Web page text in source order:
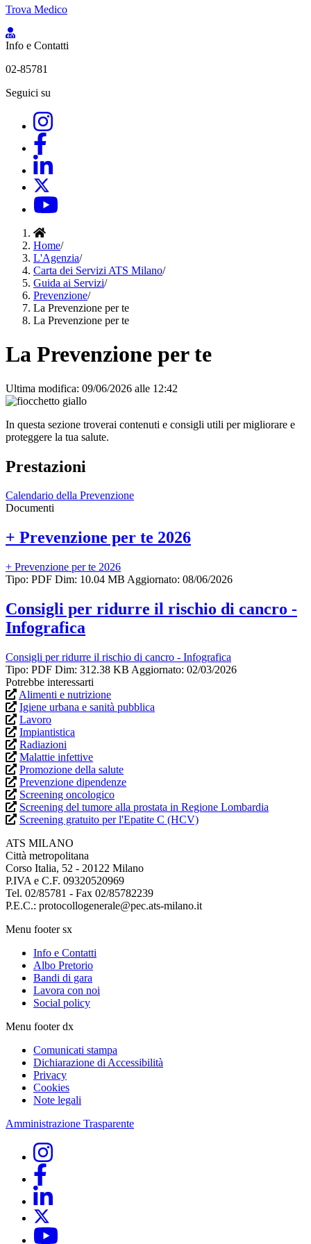
Trova Medico
Info e Contatti
02-85781
Seguici su
Home/
L'Agenzia/
Carta dei Servizi ATS Milano/
Guida ai Servizi/
Prevenzione/
La Prevenzione per te
La Prevenzione per te
La Prevenzione per te
Ultima modifica: 09/06/2026 alle 12:42
In questa sezione troverai contenuti e consigli utili per migliorare e
proteggere la tua salute.
Prestazioni
Calendario della Prevenzione
Documenti
+ Prevenzione per te 2026
+ Prevenzione per te 2026
Tipo: PDF Dim: 10.04 MB Aggiornato: 08/06/2026
Consigli per ridurre il rischio di cancro -
Infografica
Consigli per ridurre il rischio di cancro - Infografica
Tipo: PDF Dim: 312.38 KB Aggiornato: 02/03/2026
Potrebbe interessarti
Alimenti e nutrizione
Igiene urbana e sanità pubblica
Lavoro
Impiantistica
Radiazioni
Malattie infettive
Promozione della salute
Prevenzione dipendenze
Screening oncologico
Screening del tumore alla prostata in Regione Lombardia
Screening gratuito per l'Epatite C (HCV)
ATS MILANO
Città metropolitana
Corso Italia, 52 - 20122 Milano
P.IVA e C.F. 09320520969
Tel. 02/85781 - Fax 02/85782239
P.E.C.: protocollogenerale@pec.ats-milano.it
Menu footer sx
Info e Contatti
Albo Pretorio
Bandi di gara
Lavora con noi
Social policy
Menu footer dx
Comunicati stampa
Dichiarazione di Accessibilità
Privacy
Cookies
Note legali
Amministrazione Trasparente